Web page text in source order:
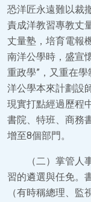
恐洋匠永遠難以裁
責成洋教習專教丈
丈量塾，培育電報
南洋公學時，盛宣
重政學”，又重在
洋公學本來計劃設
現實打點經過歷程
書院、特班、商務
增至8個部門。
（二）掌管
習的遴選與任免。
（有時稱總理、監